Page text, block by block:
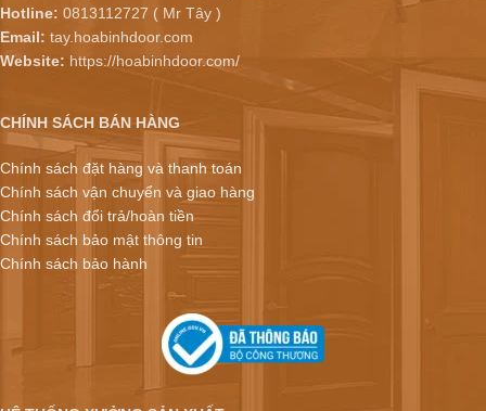
Hotline: 0813112727 ( Mr Tây )
Email: tay.hoabinhdoor.com
Website: https://hoabinhdoor.com/
CHÍNH SÁCH BÁN HÀNG
Chính sách đặt hàng và thanh toán
Chính sách vận chuyển và giao hàng
Chính sách đổi trả/hoàn tiền
Chính sách bảo mật thông tin
Chính sách bảo hành